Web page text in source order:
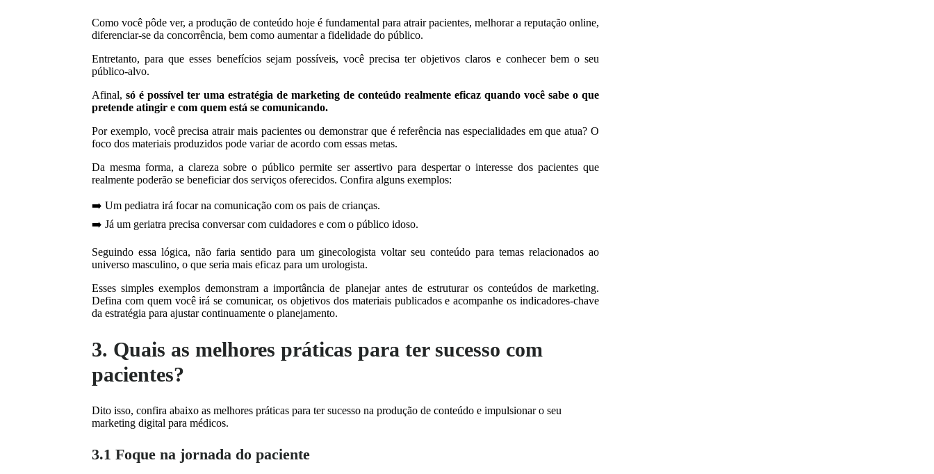
Como você pôde ver, a produção de conteúdo hoje é fundamental para atrair pacientes, melhorar a reputação online,
diferenciar-se da concorrência, bem como aumentar a fidelidade do público.
Entretanto, para que esses benefícios sejam possíveis, você precisa ter objetivos claros e conhecer bem o seu
público-alvo.
Afinal, só é possível ter uma estratégia de marketing de conteúdo realmente eficaz quando você sabe o que
pretende atingir e com quem está se comunicando.
Por exemplo, você precisa atrair mais pacientes ou demonstrar que é referência nas especialidades em que atua? O
foco dos materiais produzidos pode variar de acordo com essas metas.
Da mesma forma, a clareza sobre o público permite ser assertivo para despertar o interesse dos pacientes que
realmente poderão se beneficiar dos serviços oferecidos. Confira alguns exemplos:
➡️ Um pediatra irá focar na comunicação com os pais de crianças.
➡️ Já um geriatra precisa conversar com cuidadores e com o público idoso.
Seguindo essa lógica, não faria sentido para um ginecologista voltar seu conteúdo para temas relacionados ao
universo masculino, o que seria mais eficaz para um urologista.
Esses simples exemplos demonstram a importância de planejar antes de estruturar os conteúdos de marketing.
Defina com quem você irá se comunicar, os objetivos dos materiais publicados e acompanhe os indicadores-chave
da estratégia para ajustar continuamente o planejamento.
3. Quais as melhores práticas para ter sucesso com
pacientes?
Dito isso, confira abaixo as melhores práticas para ter sucesso na produção de conteúdo e impulsionar o seu
marketing digital para médicos.
3.1 Foque na jornada do paciente